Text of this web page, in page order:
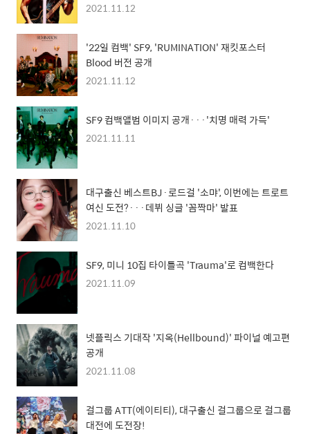
2021.11.12
'22일 컴백' SF9, 'RUMINATION' 재킷포스터
Blood 버전 공개
2021.11.12
SF9 컴백앨범 이미지 공개···'치명 매력 가득'
2021.11.11
대구출신 베스트BJ·로드걸 '소먀', 이번에는 트로트
여신 도전?···데뷔 싱글 '꼼짝마' 발표
2021.11.10
SF9, 미니 10집 타이틀곡 'Trauma'로 컴백한다
2021.11.09
넷플릭스 기대작 '지옥(Hellbound)' 파이널 예고편
공개
2021.11.08
걸그룹 ATT(에이티티), 대구출신 걸그룹으로 걸그룹
대전에 도전장!